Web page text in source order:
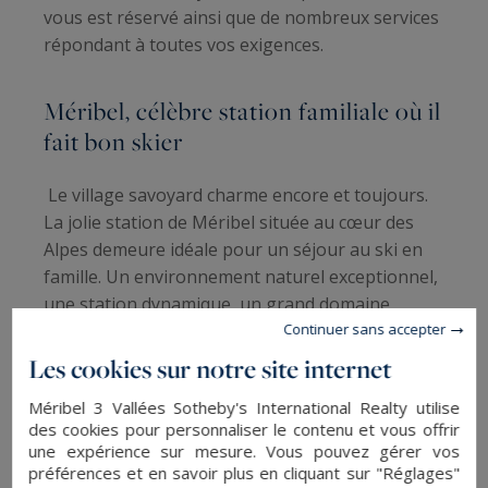
vous est réservé ainsi que de nombreux services
répondant à toutes vos exigences.
Méribel, célèbre station familiale où il
fait bon skier
Le village savoyard charme encore et toujours.
La jolie station de Méribel située au cœur des
Alpes demeure idéale pour un séjour au ski en
famille. Un environnement naturel exceptionnel,
une station dynamique, un grand domaine
skiable adapté même aux plus jeunes, Méribel
offre le meilleur pour des vacances à la
montagne.
Votrechalet de luxesitué à proximité du centre
vous facilite l’accès aux boutiques de luxe et aux
Les cookies sur notre site internet
Méribel 3 Vallées Sotheby's International Realty utilise
des cookies pour personnaliser le contenu et vous offrir
une expérience sur mesure. Vous pouvez gérer vos
préférences et en savoir plus en cliquant sur "Réglages"
Continuer sans accepter